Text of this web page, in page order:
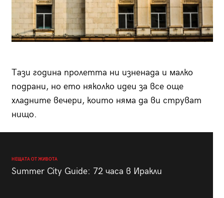
Тази година пролетта ни изненада и малко
подрани, но ето няколко идеи за все още
хладните вечери, които няма да ви струват
нищо.
НЕЩАТА ОТ ЖИВОТА
Summer City Guide: 72 часа в Иракли